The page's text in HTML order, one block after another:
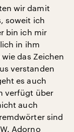
wir damit
soweit ich
bin ich mir
in ihm
das Zeichen
verstanden
es auch
verfügt über
auch
sind
Adorno